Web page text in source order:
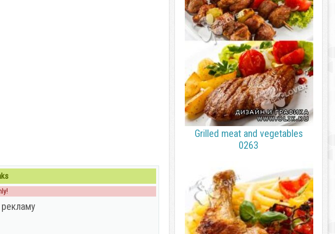
Grilled meat and vegetables
0263